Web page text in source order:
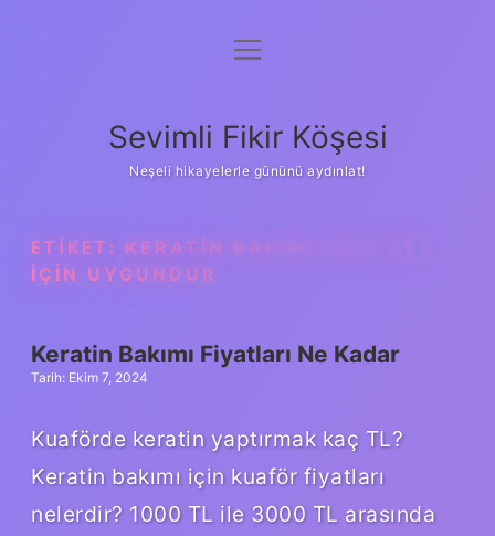
Anasayfa
Yasal Uyarı
menüyü
Sevimli Fikir Köşesi
Neşeli hikayelerle gününü aydınlat!
ETIKET: KERATIN BAKIMI KAÇ YAŞ
IÇIN UYGUNDUR
Keratin Bakımı Fiyatları Ne Kadar
Tarih: Ekim 7, 2024
Kuaförde keratin yaptırmak kaç TL?
Keratin bakımı için kuaför fiyatları
nelerdir? 1000 TL ile 3000 TL arasında